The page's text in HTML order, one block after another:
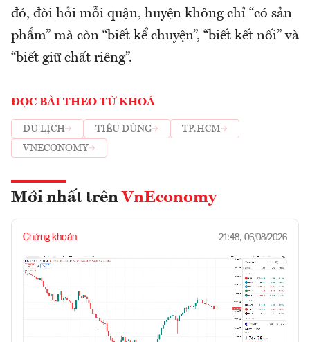
đó, đòi hỏi mỗi quận, huyện không chỉ “có sản
phẩm” mà còn “biết kể chuyện”, “biết kết nối” và
“biết giữ chất riêng”.
ĐỌC BÀI THEO TỪ KHOÁ
DU LỊCH TIÊU DÙNG
TP.HCM
VNECONOMY
Mới nhất trên VnEconomy
Chứng khoán 21:48, 06/08/2026